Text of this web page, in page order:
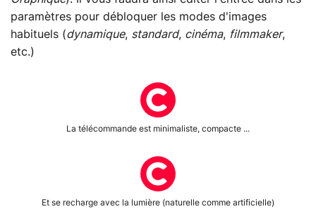
paramètres pour débloquer les modes d'images
habituels (dynamique, standard, cinéma, filmmaker,
etc.)
La télécommande est minimaliste, compacte ...
Et se recharge avec la lumière (naturelle comme artificielle)